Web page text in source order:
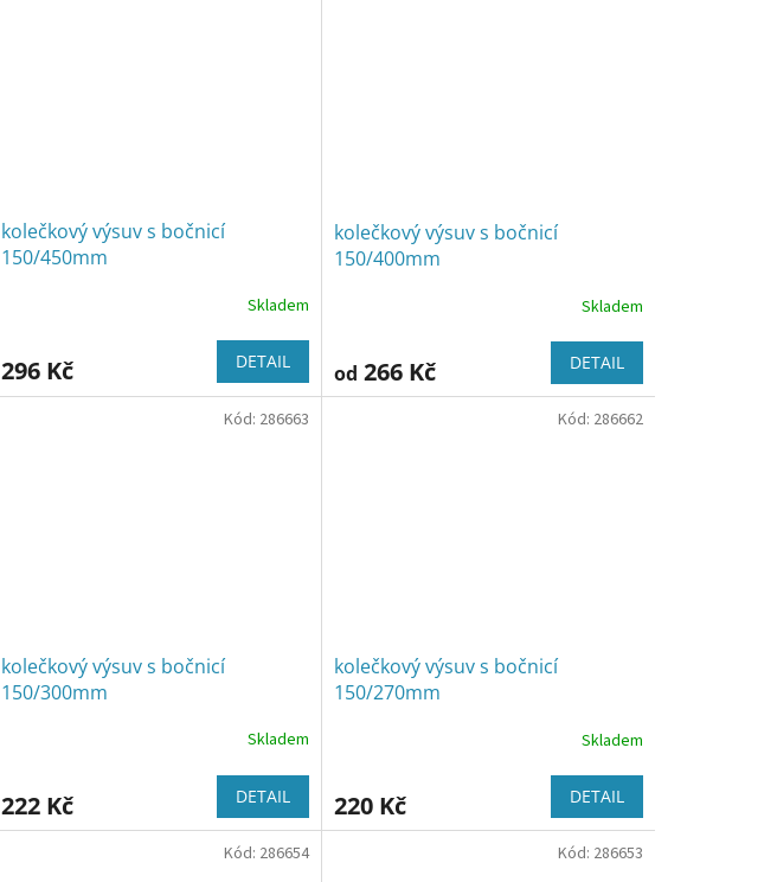
kolečkový výsuv s bočnicí
150/450mm
Skladem
296 Kč DETAIL
kolečkový výsuv s bočnicí
150/400mm
Skladem
od 266 Kč DETAIL
kolečkový výsuv s bočnicí
150/300mm
Skladem
222 Kč DETAIL
Kód: 286663
kolečkový výsuv s bočnicí
150/270mm
Skladem
220 Kč DETAIL
Kód: 286662
Kód: 286654 Kód: 286653